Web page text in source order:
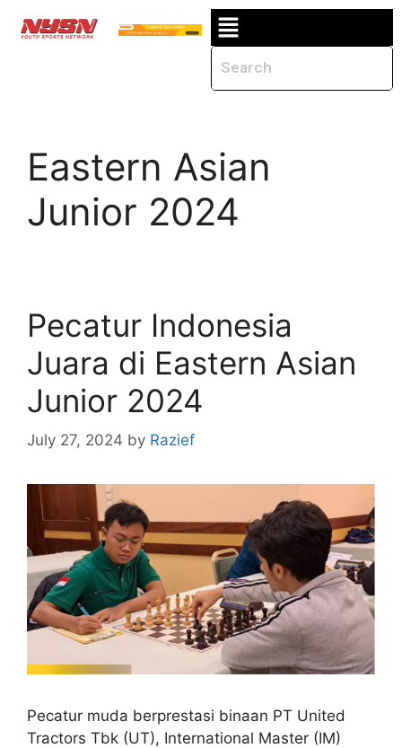
Eastern Asian
Junior 2024
Pecatur Indonesia
Juara di Eastern Asian
Junior 2024
July 27, 2024 by Razief
Pecatur muda berprestasi binaan PT United
Tractors Tbk (UT), International Master (IM)